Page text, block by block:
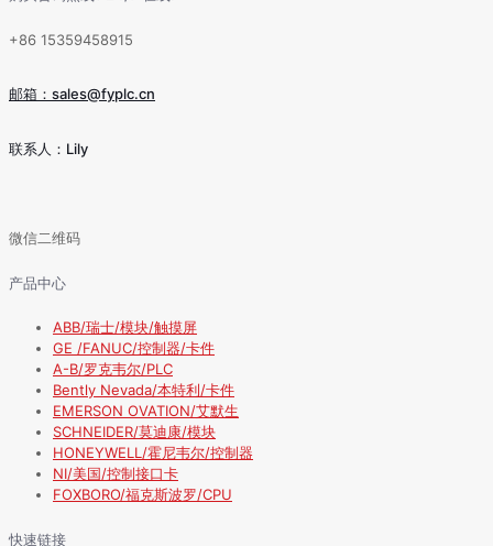
+86 15359458915
邮箱：sales@fyplc.cn
联系人：Lily
微信二维码
产品中心
ABB/瑞士/模块/触摸屏
GE /FANUC/控制器/卡件
A-B/罗克韦尔/PLC
Bently Nevada/本特利/卡件
EMERSON OVATION/艾默生
SCHNEIDER/莫迪康/模块
HONEYWELL/霍尼韦尔/控制器
NI/美国/控制接口卡
FOXBORO/福克斯波罗/CPU
快速链接